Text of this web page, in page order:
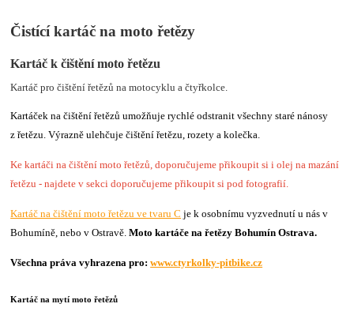
Čistící kartáč na moto řetězy
Kartáč k čištění moto řetězu
Kartáč pro čištění řetězů na motocyklu a čtyřkolce.
Kartáček na čištění řetězů umožňuje rychlé odstranit všechny staré nánosy
z řetězu. Výrazně ulehčuje čištění řetězu, rozety a kolečka.
Ke kartáči na čištění moto řetězů, doporučujeme přikoupit si i olej na mazání
řetězu - najdete v sekci doporučujeme přikoupit si pod fotografií.
Kartáč na čištění moto řetězu ve tvaru C je k osobnímu vyzvednutí u nás v
Bohumíně, nebo v Ostravě.Moto kartáče na řetězy Bohumín Ostrava.
Všechna práva vyhrazena pro:www.ctyrkolky-pitbike.cz
Kartáč na mytí moto řetězů